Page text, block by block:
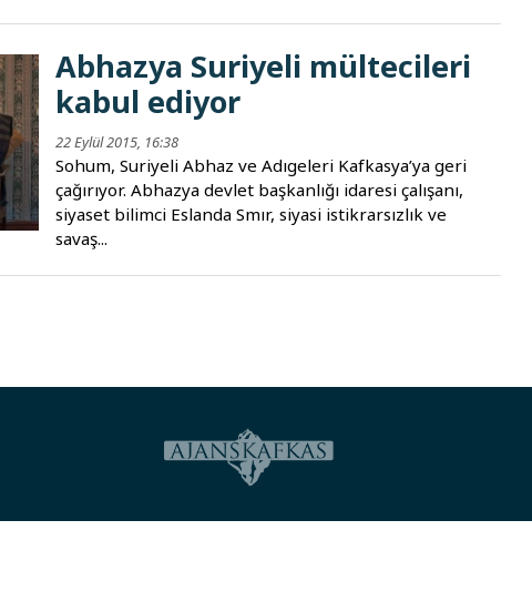
Abhazya Suriyeli mültecileri
kabul ediyor
22 Eylül 2015, 16:38
Sohum, Suriyeli Abhaz ve Adıgeleri Kafkasya’ya geri
çağırıyor. Abhazya devlet başkanlığı idaresi çalışanı,
siyaset bilimci Eslanda Smır, siyasi istikrarsızlık ve
savaş...